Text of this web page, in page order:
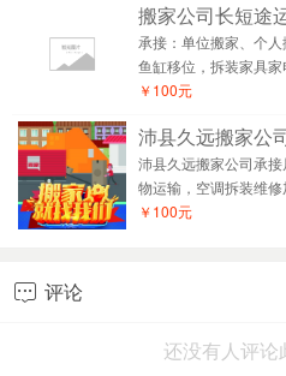
搬家公司长短途
承接：单位搬家、个人
鱼缸移位，拆装家具家
￥100元
沛县久远搬家公
沛县久远搬家公司承
物运输，空调拆装维修
￥100元
 评论
还没有人评论